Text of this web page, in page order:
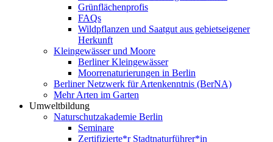
Grünflächenprofis
FAQs
Wildpflanzen und Saatgut aus gebietseigener
Herkunft
Kleingewässer und Moore
Berliner Kleingewässer
Moorrenaturierungen in Berlin
Berliner Netzwerk für Artenkenntnis (BerNA)
Mehr Arten im Garten
Umweltbildung
Naturschutzakademie Berlin
Seminare
Zertifizierte*r Stadtnaturführer*in